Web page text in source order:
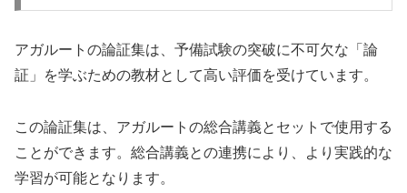
アガルートの論証集は、予備試験の突破に不可欠な「論
証」を学ぶための教材として高い評価を受けています。
この論証集は、アガルートの総合講義とセットで使用する
ことができます。総合講義との連携により、より実践的な
学習が可能となります。